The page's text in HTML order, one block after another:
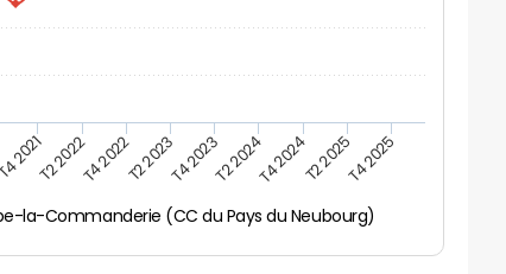
la-Commanderie (CC du Pays du Neubourg)
2021T2 2022T4 2022T2 2023T4 2023T2 2024T4 2024T2 2025T4 2025